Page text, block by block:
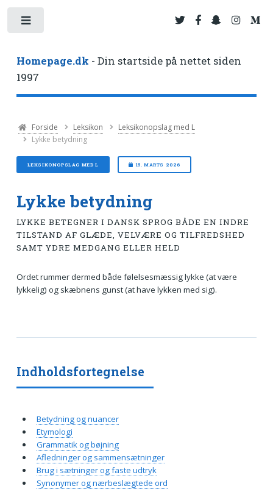
Homepage.dk - Din startside på nettet siden
1997
Forside Leksikon
Leksikonopslag med L
Lykke betydning
LEKSIKONOPSLAG MED L 15. MARTS 2026
Lykke betydning
LYKKE BETEGNER I DANSK SPROG BÅDE EN INDRE
TILSTAND AF GLÆDE, VELVÆRE OG TILFREDSHED
SAMT YDRE MEDGANG ELLER HELD
Ordet rummer dermed både følelsesmæssig lykke (at være
lykkelig) og skæbnens gunst (at have lykken med sig).
Indholdsfortegnelse
Betydning og nuancer
Etymologi
Grammatik og bøjning
Afledninger og sammensætninger
Brug i sætninger og faste udtryk
Synonymer og nærbeslægtede ord